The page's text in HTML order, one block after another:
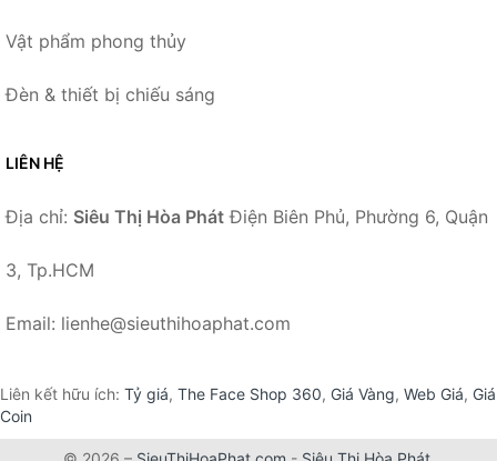
Vật phẩm phong thủy
Đèn & thiết bị chiếu sáng
LIÊN HỆ
Địa chỉ: Siêu Thị Hòa Phát Điện Biên Phủ, Phường 6, Quận
3, Tp.HCM
Email: lienhe@sieuthihoaphat.com
Liên kết hữu ích: Tỷ giá, The Face Shop 360, Giá Vàng, Web Giá, Giá
Coin